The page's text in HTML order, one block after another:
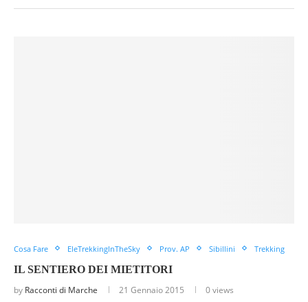
Cosa Fare EleTrekkingInTheSky Prov. AP Sibillini Trekking
IL SENTIERO DEI MIETITORI
by Racconti di Marche 21 Gennaio 2015 0 views